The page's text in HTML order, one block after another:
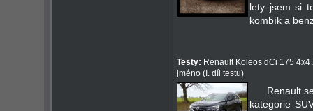
lety jsem si
kombík a
Testy: Renault Koleos dCi 175
jméno (I. díl testu)
Renault
kategorie